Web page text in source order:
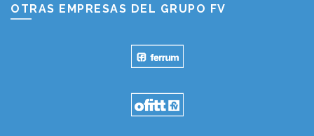
OTRAS EMPRESAS DEL GRUPO FV